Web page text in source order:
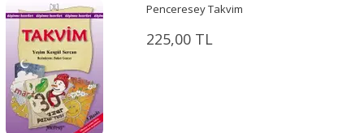
Penceresey Takvim
225,00 TL